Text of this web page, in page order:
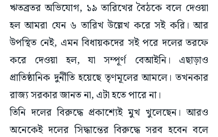
ঋতব্রতর অভিযোগ, ১৯ তারিখের বৈঠকে বলে দেওয়া
হল আমরা যেন ৬ তারিখ উল্লেখ করে সই করি। আর
উপস্থিত নেই, এমন বিধায়কদের সই পরে দলের তরফে
করে দেওয়া হল, যা সম্পূর্ণ বেআইনি। এছাড়াও
প্রাতিষ্ঠানিক দুর্নীতি হয়েছে তৃণমূলের আমলে। তখনকার
রাজ্য সরকার জানত না, এটা হতে পারে না।
তিনি দলের বিরুদ্ধে প্রকাশ্যেই মুখ খুলেছেন। আরও
অনেকেই দলের সিদ্ধান্তের বিরুদ্ধে সরব হবেন বলে